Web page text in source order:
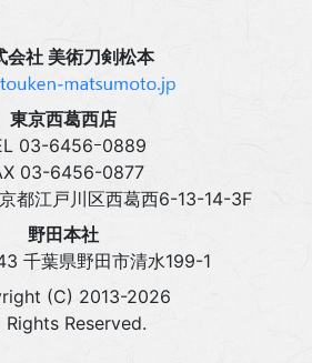
会社 美術刀剣松本
東京西葛西店
03‍-6456ｰ0889
03‍-6456-0877
都江戸川区西葛西6-13-14-3F
野田本社
千葉県野田市清水199-1
(C) 2013-2026
Rights Reserved.